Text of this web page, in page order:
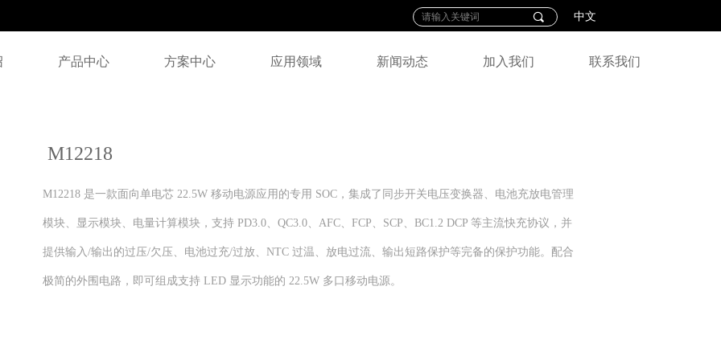
产品中心 方案中心 应用领域 新闻动态 加入我们 联系我们
끠 中文
M12218
M12218 是一款面向单电芯 22.5W 移动电源应用的专用 SOC，集成了同步开关电压变换器、电池充放电管理
模块、显示模块、电量计算模块，支持 PD3.0、QC3.0、AFC、FCP、SCP、BC1.2 DCP 等主流快充协议，并
提供输入/输出的过压/欠压、电池过充/过放、NTC 过温、放电过流、输出短路保护等完备的保护功能。配合
极简的外围电路，即可组成支持 LED 显示功能的 22.5W 多口移动电源。